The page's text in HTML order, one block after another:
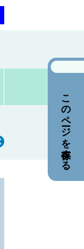
このページを保存する